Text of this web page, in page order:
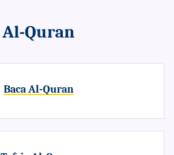
Al-Quran
Baca Al-Quran